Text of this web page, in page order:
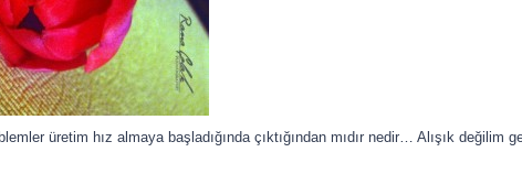
üretim hız almaya başladığında çıktığından mıdır nedir… Alışık değilim